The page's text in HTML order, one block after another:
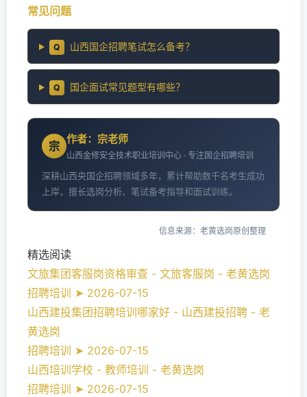
常见问题
Q 山西国企招聘笔试怎么备考？
Q 国企面试常见题型有哪些？
宗
作者：宗老师
山西金修安全技术职业培训中心 · 专注国企招聘培训
深耕山西央国企招聘领域多年，累计帮助数千名考生成功
上岸，擅长选岗分析、笔试备考指导和面试训练。
信息来源：老黄选岗原创整理
精选阅读
文旅集团客服岗资格审查 - 文旅客服岗 - 老黄选岗
招聘培训 ➤ 2026-07-15
山西建投集团招聘培训哪家好 - 山西建投招聘 - 老
黄选岗
招聘培训 ➤ 2026-07-15
山西培训学校 - 教师培训 - 老黄选岗
招聘培训 ➤ 2026-07-15